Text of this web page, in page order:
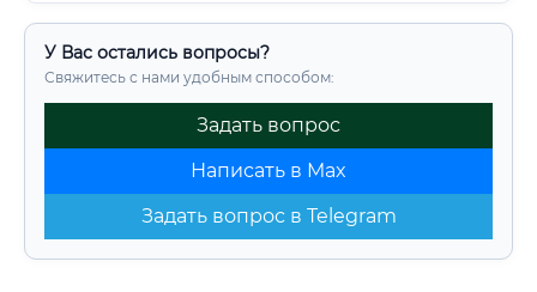
У Вас остались вопросы?
Свяжитесь с нами удобным способом:
Задать вопрос
Написать в Max
Задать вопрос в Telegram